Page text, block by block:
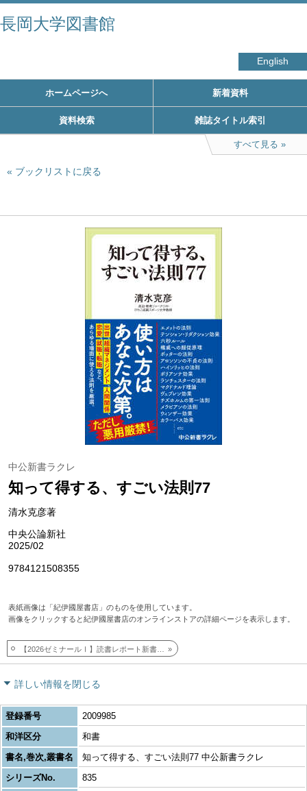
長岡大学図書館
English
ホームページへ 新着資料
資料検索 雑誌タイトル索引
すべて見る
ブックリストに戻る
中公新書ラクレ
知って得する、すごい法則77
清水克彦著
中央公論新社
2025/02
9784121508355
表紙画像は「紀伊國屋書店」のものを使用しています。
画像をクリックすると紀伊國屋書店のオンラインストアの詳細ページを表示します。
【2026ゼミナールⅠ】読書レポート新書リスト
詳しい情報を閉じる
登録番号
2009985
和洋区分
和書
書名,巻次,叢書名
知って得する、すごい法則77 中公新書ラクレ
シリーズNo.
835